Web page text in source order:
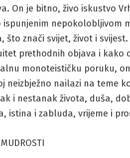
On je bitno, živo iskustvo
ispunjenim nepokolobljivom
što znači svijet, život i
prethodnih objava i kako
monoteističku poruku,
neizbježno nailazi na teme
i nestanak života, duša,
istina i zabluda, vrijeme i